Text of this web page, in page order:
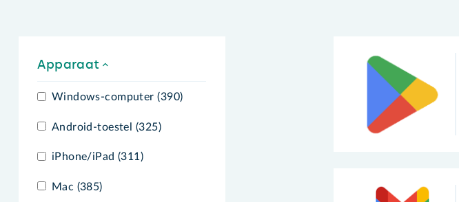
Apparaat
Windows-computer (390)
Android-toestel (325)
iPhone/iPad (311)
Mac (385)